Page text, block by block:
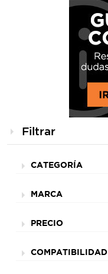
Filtrar
CATEGORÍA
MARCA
PRECIO
COMPATIBILIDAD